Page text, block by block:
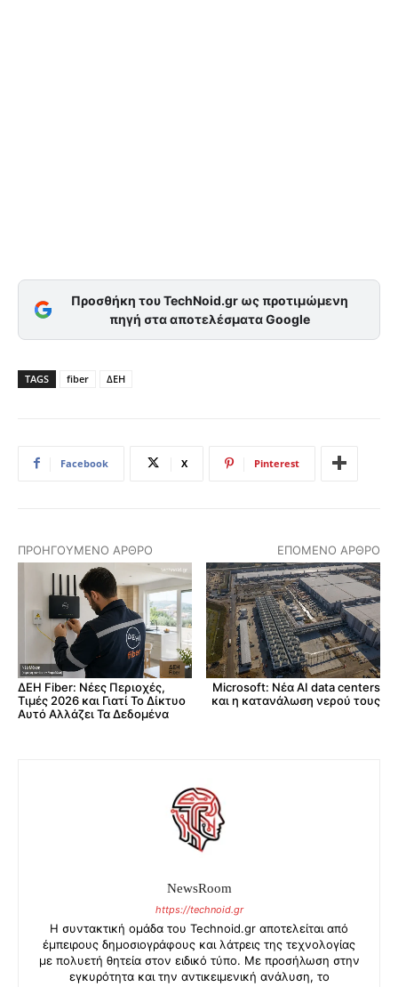
Προσθήκη του TechNoid.gr ως προτιμώμενη
πηγή στα αποτελέσματα Google
TAGS fiber ΔΕΗ
Facebook X Pinterest
ΠΡΟΗΓΟΎΜΕΝΟ ΆΡΘΡΟ
ΔΕΗ Fiber: Νέες Περιοχές,
Τιμές 2026 και Γιατί Το Δίκτυο
Αυτό Αλλάζει Τα Δεδομένα
ΕΠΌΜΕΝΟ ΆΡΘΡΟ
Microsoft: Νέα AI data centers
και η κατανάλωση νερού τους
NewsRoom
https://technoid.gr
Η συντακτική ομάδα του Technoid.gr αποτελείται από
έμπειρους δημοσιογράφους και λάτρεις της τεχνολογίας
με πολυετή θητεία στον ειδικό τύπο. Με προσήλωση στην
εγκυρότητα και την αντικειμενική ανάλυση, το